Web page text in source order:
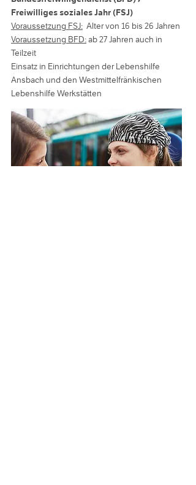
Freiwilliges soziales Jahr (FSJ)
Voraussetzung FSJ: Alter von 16 bis 26 Jahren
Voraussetzung BFD:ab 27 Jahren auch in
Teilzeit
Einsatz in Einrichtungen der Lebenshilfe
Ansbach und den Westmittelfränkischen
Lebenshilfe Werkstätten